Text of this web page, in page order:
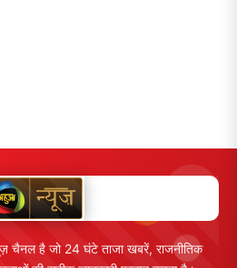
चैनल है जो 24 घंटे ताजा खबरें, राजनीतिक